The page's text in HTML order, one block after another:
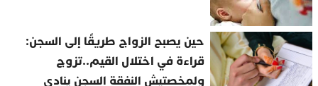
حين يصبح الزواج طريقًا إلى السجن:
قراءة في اختلال القيم..تزوج
ولمخصتيش النفقة السجن ينادي